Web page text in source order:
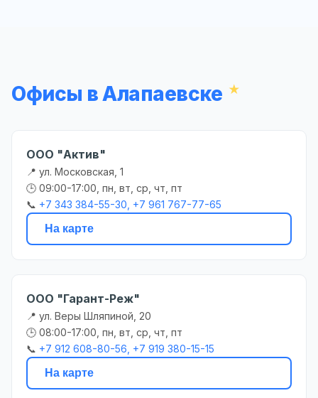
Офисы в Алапаевске
ООО "Актив"
📍 ул. Московская, 1
🕒 09:00-17:00, пн, вт, ср, чт, пт
📞 +7 343 384-55-30, +7 961 767-77-65
На карте
ООО "Гарант-Реж"
📍 ул. Веры Шляпиной, 20
🕒 08:00-17:00, пн, вт, ср, чт, пт
📞 +7 912 608-80-56, +7 919 380-15-15
На карте